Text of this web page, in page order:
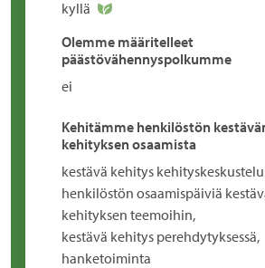
kyllä
Olemme määritelleet
päästövähennyspolkumme
ei
Kehitämme henkilöstön
kehityksen osaamista
kestävä kehitys
henkilöstön osaamispäiviä
kehityksen teemoihin,
kestävä kehitys perehdytyksessä,
hanketoiminta